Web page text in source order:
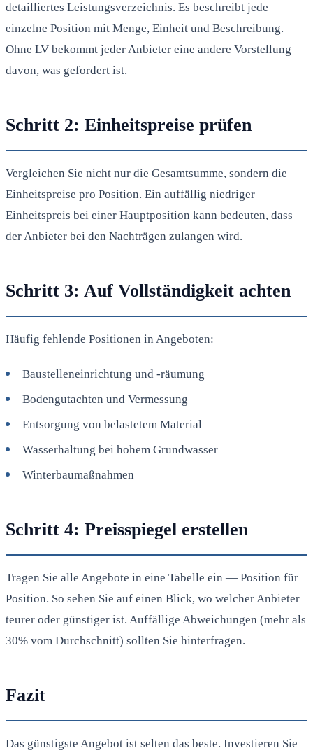
detailliertes Leistungsverzeichnis. Es beschreibt jede
einzelne Position mit Menge, Einheit und Beschreibung.
Ohne LV bekommt jeder Anbieter eine andere Vorstellung
davon, was gefordert ist.
Schritt 2: Einheitspreise prüfen
Vergleichen Sie nicht nur die Gesamtsumme, sondern die
Einheitspreise pro Position. Ein auffällig niedriger
Einheitspreis bei einer Hauptposition kann bedeuten, dass
der Anbieter bei den Nachträgen zulangen wird.
Schritt 3: Auf Vollständigkeit achten
Häufig fehlende Positionen in Angeboten:
Baustelleneinrichtung und -räumung
Bodengutachten und Vermessung
Entsorgung von belastetem Material
Wasserhaltung bei hohem Grundwasser
Winterbaumaßnahmen
Schritt 4: Preisspiegel erstellen
Tragen Sie alle Angebote in eine Tabelle ein — Position für
Position. So sehen Sie auf einen Blick, wo welcher Anbieter
teurer oder günstiger ist. Auffällige Abweichungen (mehr als
30% vom Durchschnitt) sollten Sie hinterfragen.
Fazit
Das günstigste Angebot ist selten das beste. Investieren Sie